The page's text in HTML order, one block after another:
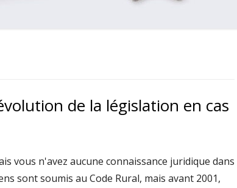
de la législation en cas
vous n'avez aucune connaissance juridique dans
sont soumis au Code Rural, mais avant 2001,